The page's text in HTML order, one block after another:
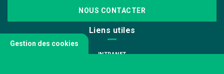
NOUS CONTACTER
Liens utiles
INTRANET
Gestion des cookies